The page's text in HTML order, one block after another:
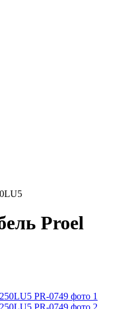
Proel